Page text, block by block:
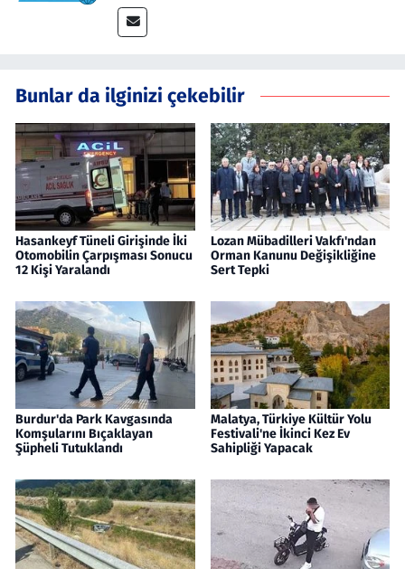
Bunlar da ilginizi çekebilir
Hasankeyf Tüneli Girişinde İki
Otomobilin Çarpışması Sonucu
12 Kişi Yaralandı
Lozan Mübadilleri Vakfı'ndan
Orman Kanunu Değişikliğine
Sert Tepki
Burdur'da Park Kavgasında
Komşularını Bıçaklayan
Şüpheli Tutuklandı
Malatya, Türkiye Kültür Yolu
Festivali'ne İkinci Kez Ev
Sahipliği Yapacak